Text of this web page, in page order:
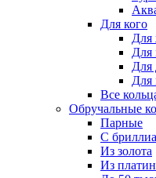
Для кого
Для
Для
Для
Для
Все
Обручальные
Парные
С
Из золота
Из